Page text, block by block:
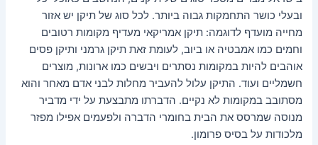
ובעלי כושר התחמקות גבוה ביותר. לכל סוג של תיקן יש אזור
מחייה מועדף לדוגמה: תיקן אמריקאי מעדיף מקומות רטובים
וחמים כמו אמבטיה או ביוב, לעומת זאת תיקן גרמני ותיקן פסים
אוהבים להיות במקומות נסתרים ויבשים כמו ארונות, מוצרים
חשמליים ועוד. התיקן עלול להעביר מחלות לבני אדם מאחר והוא
מסתובב במקומות לא נקיים. הדברתו מתבצעת על ידי מדביר
מנוסה שמרסס את הבית בחומרי הדברה ולפעמים אפילו מפזר
מלכודות על בסיס פרומון.